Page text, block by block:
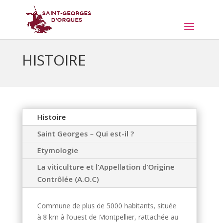
HISTOIRE
Histoire
Saint Georges – Qui est-il ?
Etymologie
La viticulture et l’Appellation d’Origine
Contrôlée (A.O.C)
Commune de plus de 5000 habitants, située
à 8 km à l’ouest de Montpellier, rattachée au